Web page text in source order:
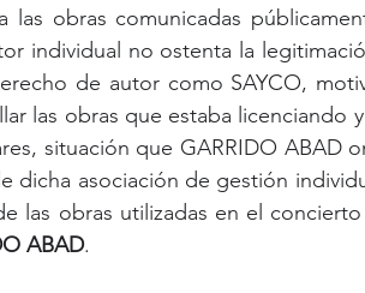
las obras comunicadas
individual no ostenta la
de autor como SAYCO,
las obras que estaba licenciando
situación que GARRIDO ABAD
dicha asociación de gestión
las obras utilizadas en el
ABAD.